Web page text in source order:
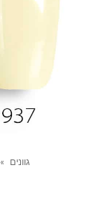
גוונים »